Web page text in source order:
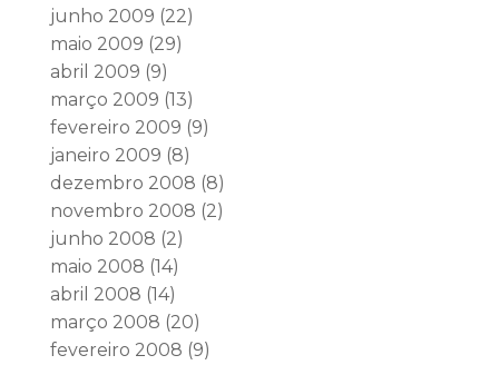
junho 2009 (22)
maio 2009 (29)
abril 2009 (9)
março 2009 (13)
fevereiro 2009 (9)
janeiro 2009 (8)
dezembro 2008 (8)
novembro 2008 (2)
junho 2008 (2)
maio 2008 (14)
abril 2008 (14)
março 2008 (20)
fevereiro 2008 (9)